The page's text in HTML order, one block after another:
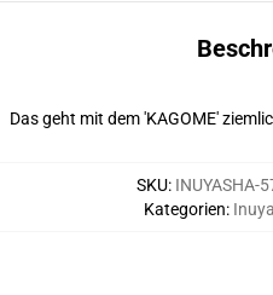
Das geht mit dem 'KAGOME'
SKU: INUYASHA-
Kategorien: